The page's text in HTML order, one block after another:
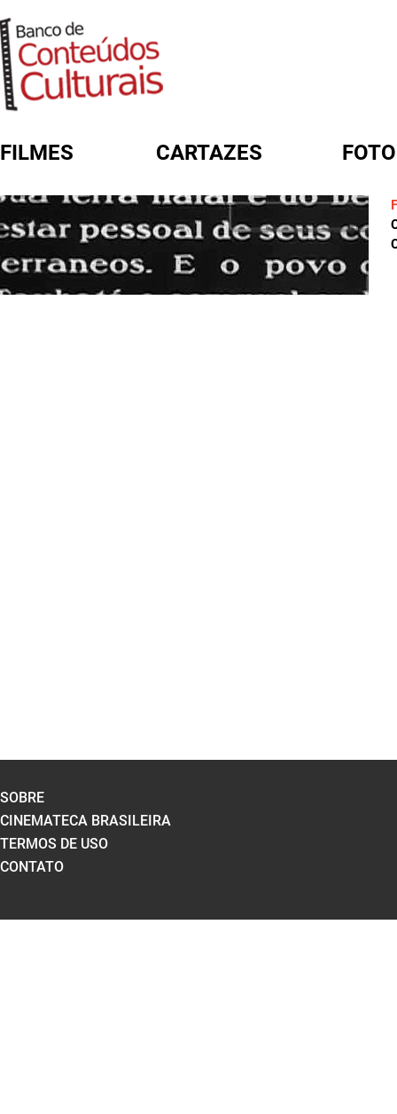
FILMES CARTAZES
FORMULÁRIO DE BUSCA
SOBRE
CINEMATECA BRASILEIRA
TERMOS DE USO
CONTATO